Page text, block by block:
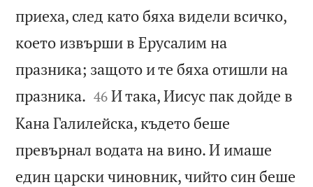
приеха, след като бяха видели всичко,
което извърши в Ерусалим на
празника; защото и те бяха отишли на
празника. 

46 И така, Иисус пак дойде в
Кана Галилейска, където беше
превърнал водата на вино. И имаше
един царски чиновник, чийто син беше